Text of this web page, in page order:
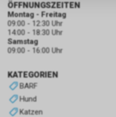
KATEGORIEN
BARF
Hund
Katzen
ÖFFNUNGSZEITEN
Montag - Freitag
09:00 - 12:30 Uhr
14:00 - 18:30 Uhr
Samstag
09:00 - 16:00 Uhr